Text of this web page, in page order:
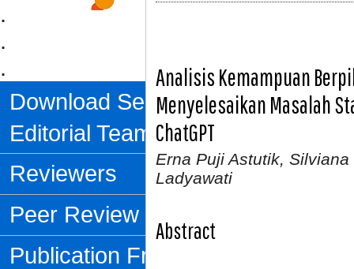
.
.
.
Download Sertifikat
Editorial Team
Reviewers
Peer Review Process
Publication Frequency
Analisis Kemampuan
Menyelesaikan Masalah
ChatGPT
Erna Puji Astutik,
Ladyawati
Abstract